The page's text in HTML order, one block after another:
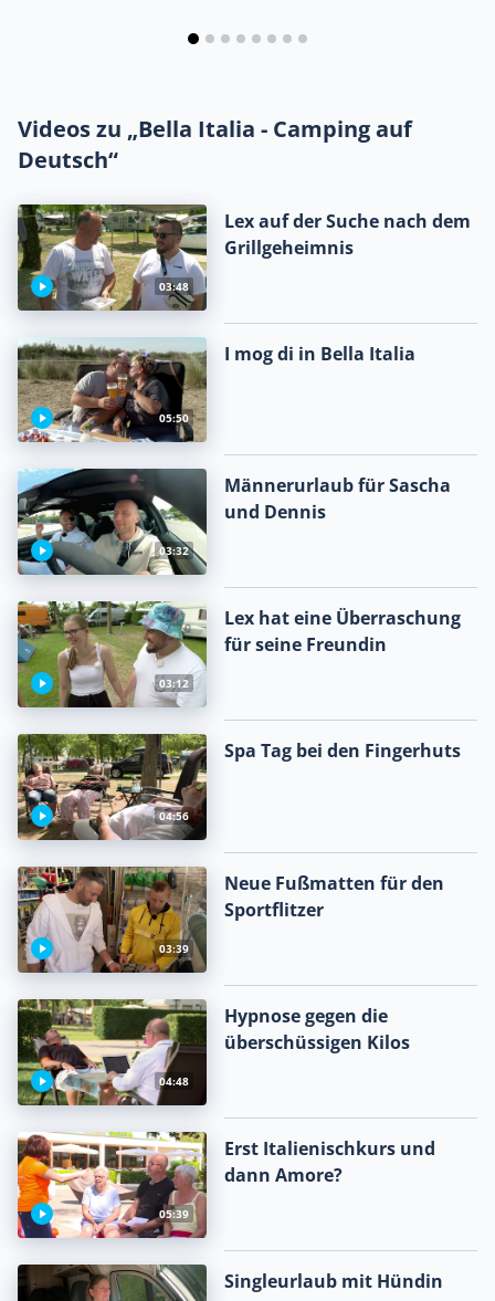
Videos zu „Bella Italia - Camping auf
Deutsch“
03:48
Lex auf der Suche nach dem
Grillgeheimnis
05:50
I mog di in Bella Italia
03:32
Männerurlaub für Sascha
und Dennis
03:12
Lex hat eine Überraschung
für seine Freundin
04:56
Spa Tag bei den Fingerhuts
03:39
Neue Fußmatten für den
Sportflitzer
04:48
Hypnose gegen die
überschüssigen Kilos
05:39
Erst Italienischkurs und
dann Amore?
Singleurlaub mit Hündin